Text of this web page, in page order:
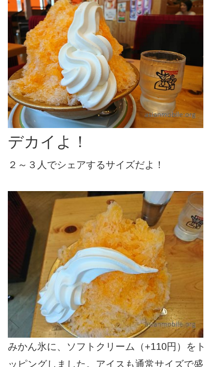
デカイよ！
２～３人でシェアするサイズだよ！
みかん氷に、ソフトクリーム（+110円）をト
ッピングしました。アイスも通常サイズで盛